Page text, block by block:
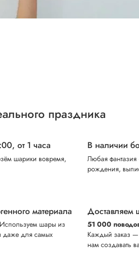
праздника
от 1 часа
шарики вовремя,
В наличии
Любая
рождения,
материала
шары из
даже для самых
Доставляем
51 000
Каждый заказ —
нам создавать